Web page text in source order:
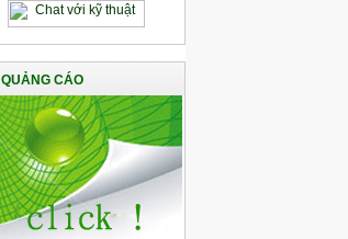
QUẢNG CÁO